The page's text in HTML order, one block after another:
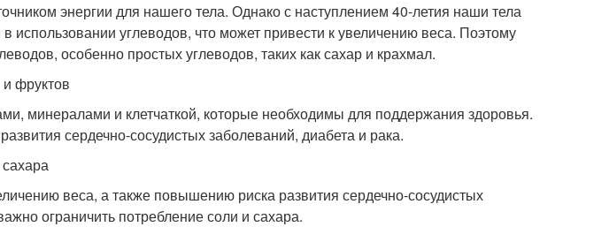
энергии для нашего тела. Однако с наступлением 40-летия наши тела
использовании углеводов, что может привести к увеличению веса. Поэтому
особенно простых углеводов, таких как сахар и крахмал.
фруктов
минералами и клетчаткой, которые необходимы для поддержания здоровья.
сердечно-сосудистых заболеваний, диабета и рака.
веса, а также повышению риска развития сердечно-сосудистых
ограничить потребление соли и сахара.